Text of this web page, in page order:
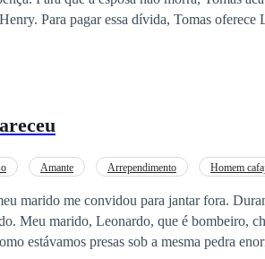
Para pagar essa dívida, Tomas
e novos sentimentos vão surgindo.
Amante Arrependimento Homem
para jantar fora. Durante a refeição, fomos surpreendidas por
para nos